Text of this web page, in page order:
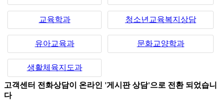
교육학과 청소년교육복지상담
유아교육과 문화교양학과
생활체육지도과
고객센터 전화상담이 온라인 '게시판 상담'으로 전환 되었습니
다